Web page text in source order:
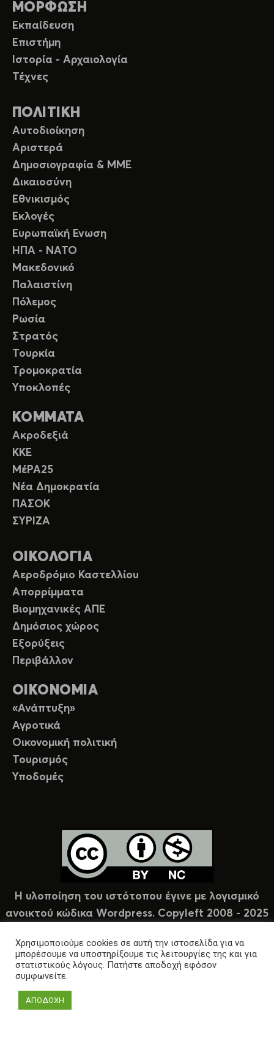
ΜΟΡΦΩΣΗ
Εκπαίδευση
Επιστήμη
Ιστορία - Αρχαιολογία
Τέχνες
ΠΟΛΙΤΙΚΗ
Αυτοδιοίκηση
Αριστερά
Δημοσιογραφία & ΜΜΕ
Δικαιοσύνη
Εθνικισμός
Εκλογές
Ευρωπαϊκή Ενωση
ΗΠΑ - ΝΑΤΟ
Μακεδονικό
Παλαιστίνη
Πόλεμος
Ρωσία
Στρατός
Τουρκία
Τρομοκρατία
Υποκλοπές
ΚΟΜΜΑΤΑ
Ακροδεξιά
ΚΚΕ
ΜέΡΑ25
Νέα Δημοκρατία
ΠΑΣΟΚ
ΣΥΡΙΖΑ
ΟΙΚΟΛΟΓΙΑ
Αεροδρόμιο Καστελλίου
Απορρίμματα
Βιομηχανικές ΑΠΕ
Δημόσιος χώρος
Εξορύξεις
Περιβάλλον
ΟΙΚΟΝΟΜΙΑ
«Ανάπτυξη»
Αγροτικά
Οικονομική πολιτική
Τουρισμός
Υποδομές
Η υλοποίηση του ιστότοπου έγινε με λογισμικό
ανοικτού κώδικα Wordpress. Copyleft 2008 - 2025
Χρησιμοποιούμε cookies σε αυτή την ιστοσελίδα για να
μπορέσουμε να υποστηρίξουμε τις λειτουργίες της και για
στατιστικούς λόγους. Πατήστε αποδοχή εφόσον
συμφωνείτε.
ΑΠΟΔΟΧΗ